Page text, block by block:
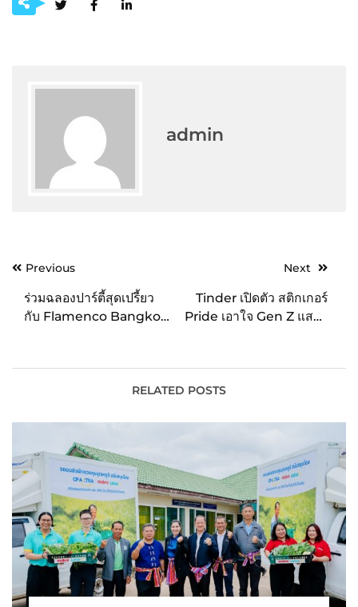
admin
PostPrevious
ร่วมฉลองปาร์ตี้สุดเปรี้ยว
กับ Flamenco Bangkok
สำหรับชาว LGBTQ+
ต้อนรับ Pride Month ที่
Next
Tinder เปิดตัว สติกเกอร์
Pride เอาใจ Gen Z แสดง
“ตลาดโสด Made with
RELATED POSTS